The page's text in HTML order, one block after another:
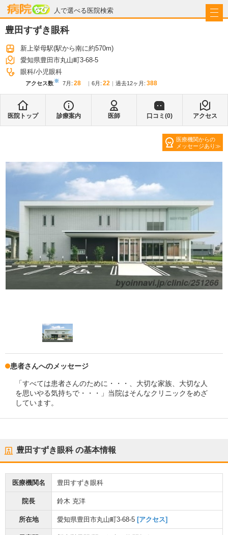
人で選べる医院検索
病院なび
豊田すずき眼科
新上挙母駅(駅から南に約570m)
愛知県豊田市丸山町3-68-5
眼科 小児眼科
アクセス数※ 7月 : 28 6月 : 22 過去12ヶ月: 388
医院トップ 診療案内 医師 口コミ(0) アクセス
医療機関からの
メッセージあり
患者さんへのメッセージ
「すべては患者さんのために・・・、大切な家族、大切な人
を思いやる気持ちで・・・」当院はそんなクリニックをめざ
しています。
豊田すずき眼科の基本情報
医療機関名 豊田すずき眼科
院長 鈴木 克洋
所在地 愛知県豊田市丸山町3-68-5 [アクセス]